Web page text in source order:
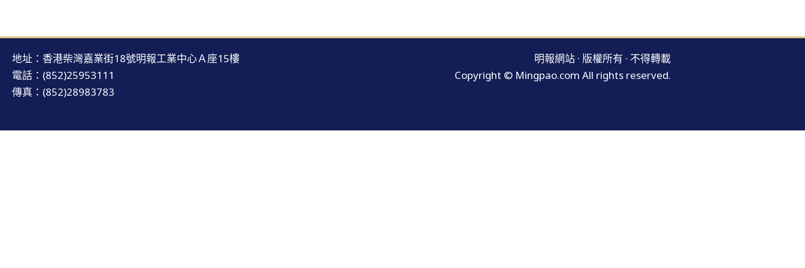
地址：香港柴灣嘉業街18號明報工業中心Ａ座15樓
電話：(852)25953111
傳真：(852)28983783
明報網站 · 版權所有 · 不得轉載
Copyright © Mingpao.com All rights reserved.